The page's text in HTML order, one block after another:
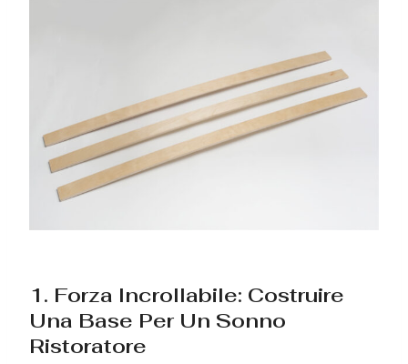
1. Forza Incrollabile: Costruire
Una Base Per Un Sonno
Ristoratore